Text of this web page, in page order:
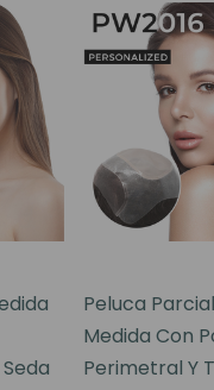
Peluca
Medida Con
Perimetral Y